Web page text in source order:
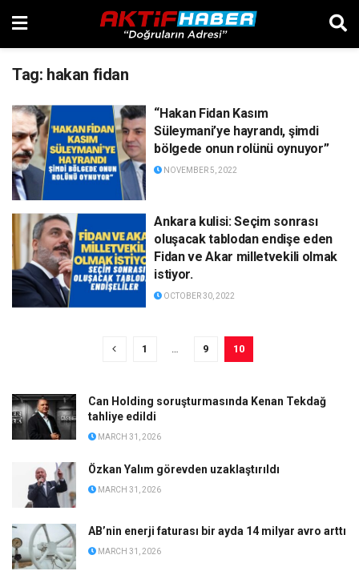
Tag: hakan fidan
“Hakan Fidan Kasım
Süleymani’ye hayrandı, şimdi
bölgede onun rolünü oynuyor”
NOVEMBER 5, 2022
Ankara kulisi: Seçim sonrası
oluşacak tablodan endişe eden
Fidan ve Akar milletvekili olmak
istiyor.
OCTOBER 30, 2022
1 … 9 10
Can Holding soruşturmasında Kenan Tekdağ
tahliye edildi
MARCH 31, 2026
Özkan Yalım görevden uzaklaştırıldı
MARCH 31, 2026
AB’nin enerji faturası bir ayda 14 milyar avro arttı
MARCH 31, 2026